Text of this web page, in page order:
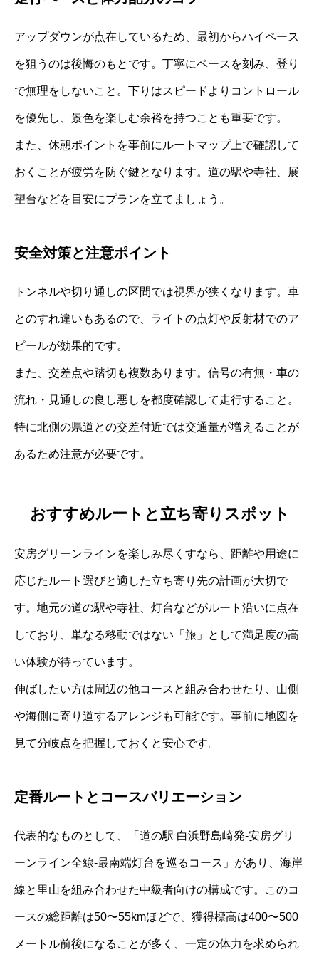
アップダウンが点在しているため、最初からハイペース
を狙うのは後悔のもとです。丁寧にペースを刻み、登り
で無理をしないこと。下りはスピードよりコントロール
を優先し、景色を楽しむ余裕を持つことも重要です。
また、休憩ポイントを事前にルートマップ上で確認して
おくことが疲労を防ぐ鍵となります。道の駅や寺社、展
望台などを目安にプランを立てましょう。
安全対策と注意ポイント
トンネルや切り通しの区間では視界が狭くなります。車
とのすれ違いもあるので、ライトの点灯や反射材でのア
ピールが効果的です。
また、交差点や踏切も複数あります。信号の有無・車の
流れ・見通しの良し悪しを都度確認して走行すること。
特に北側の県道との交差付近では交通量が増えることが
あるため注意が必要です。
おすすめルートと立ち寄りスポット
安房グリーンラインを楽しみ尽くすなら、距離や用途に
応じたルート選びと適した立ち寄り先の計画が大切で
す。地元の道の駅や寺社、灯台などがルート沿いに点在
しており、単なる移動ではない「旅」として満足度の高
い体験が待っています。
伸ばしたい方は周辺の他コースと組み合わせたり、山側
や海側に寄り道するアレンジも可能です。事前に地図を
見て分岐点を把握しておくと安心です。
定番ルートとコースバリエーション
代表的なものとして、「道の駅 白浜野島崎発‐安房グリ
ーンライン全線‐最南端灯台を巡るコース」があり、海岸
線と里山を組み合わせた中級者向けの構成です。このコ
ースの総距離は50〜55kmほどで、獲得標高は400〜500
メートル前後になることが多く、一定の体力を求められ